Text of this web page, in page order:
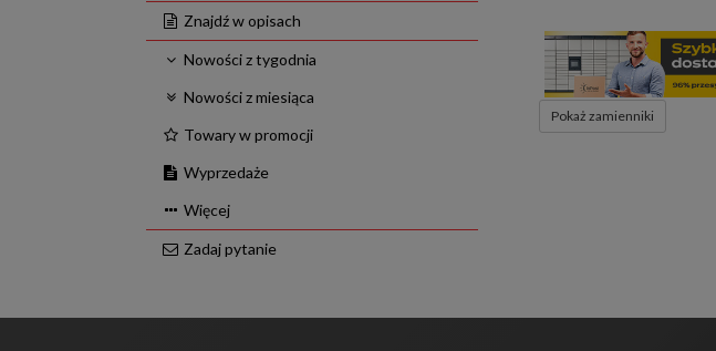
Znajdź w opisach
Nowości z tygodnia
Nowości z miesiąca
Towary w promocji
Wyprzedaże
Więcej
Zadaj pytanie
Pokaż zamienniki